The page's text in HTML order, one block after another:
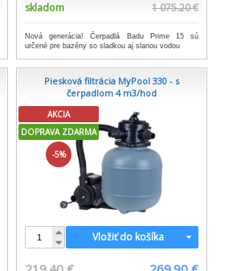
skladom 1 075.20 €
Nová generácia! Čerpadlá Badu Prime 15 sú
určené pre bazény so sladkou aj slanou vodou
Piesková filtrácia MyPool 330 - s
čerpadlom 4 m3/hod
AKCIA
DOPRAVA ZDARMA
-5%
Vložiť do košíka